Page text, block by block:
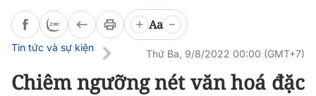
Aa
Tin tức và sự kiện
Thứ Ba, 9/8/2022 00:00 (GMT+7)
Chiêm ngưỡng nét văn hoá đặc